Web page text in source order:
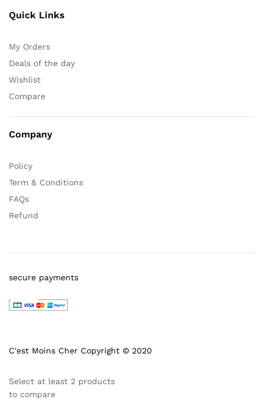
Quick Links
My Orders
Deals of the day
Wishlist
Compare
Company
Policy
Term & Conditions
FAQs
Refund
C'est Moins Cher Copyright © 2020
secure payments
Select at least 2 products
to compare